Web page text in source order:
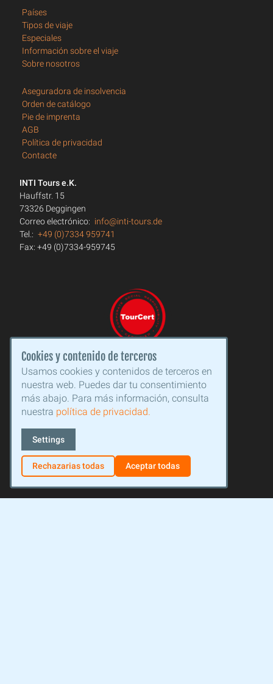
Países
Tipos de viaje
Especiales
Información sobre el viaje
Sobre nosotros
Aseguradora de insolvencia
Orden de catálogo
Pie de imprenta
AGB
Política de privacidad
Contacte
INTI Tours e.K.
Hauffstr. 15
73326 Deggingen
Correo electrónico: info@inti-tours.de
Tel.: +49 (0)7334 959741
Fax: +49 (0)7334-959745
Cookies y contenido de terceros
Usamos cookies y contenidos de terceros en
nuestra web. Puedes dar tu consentimiento
más abajo. Para más información, consulta
nuestra política de privacidad.
Settings
Rechazarias todas Aceptar todas